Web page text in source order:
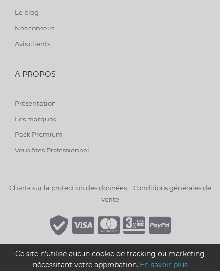
Le blog
Nos conseils
Avis clients
A PROPOS
Présentation
Les marques
Pack Premium
Vous êtes Professionnel
Charte sur la protection des données- Conditions générales de
vente
Copyright © 2007-2026 - www.smoking.fr -Project Web
Ce site n'utilise aucun cookie de tracking ou marketing
nécessitant votre approbation. En savoir plus